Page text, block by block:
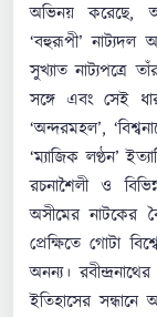
অভিনয় করেছে,
‘বহুরূপী’
সুখ্যাত নাট্যপত্রে
সঙ্গে এবং সেই
‘অন্দরমহল’,
‘ম্যাজিক লণ্ঠন’
রচনাশৈলী ও
অসীমের নাটকের
প্রেক্ষিতে গোটা
অনন্য।
ইতিহাসের